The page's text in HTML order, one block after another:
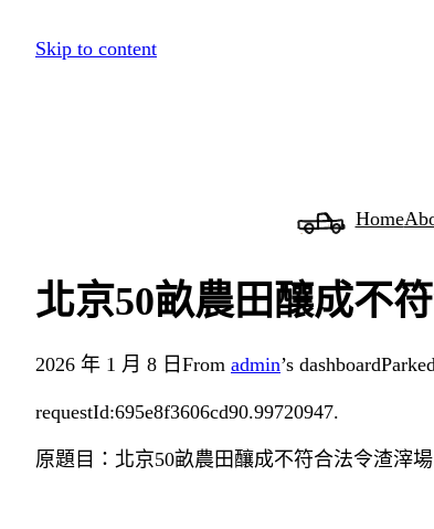
跳
Skip to content
Home
北京50畝農田釀成不
2026 年 1 月 8 日 From admin’s dashboard
requestId:695e8f3606cd90.99720947.
原題目：北京50畝農田釀成不符合法令渣滓